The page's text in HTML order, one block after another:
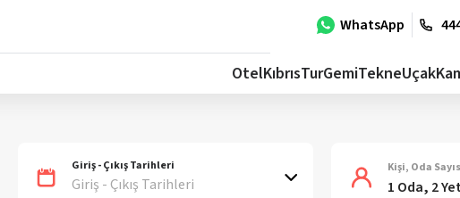
WhatsApp
OtelKıbrısTurGemiTekneUçak
Giriş - Çıkış Tarihleri
Giriş - Çıkış Tarihleri
Kişi, Oda
1 Oda, 2